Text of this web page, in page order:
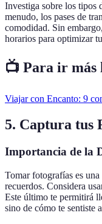
Investiga sobre los tipos
menudo, los pases de
comodidad. Sin
horarios para optimizar
📺 Para ir más
Viajar con Encanto: 9
5. Captura tus
Importancia de la
Tomar fotografías es
recuerdos. Considera
Este último te permitirá
sino de cómo te sentiste